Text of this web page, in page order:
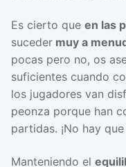
Es cierto que en las
suceder muy a
pocas pero no, os
suficientes cuando
los jugadores van
peonza porque han
partidas. ¡No hay
Manteniendo el